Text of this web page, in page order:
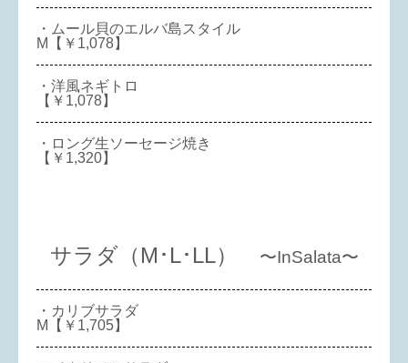
・ムール貝のエルバ島スタイル
M【￥1,078】
・洋風ネギトロ
【￥1,078】
・ロング生ソーセージ焼き
【￥1,320】
サラダ（M･L･LL） 〜InSalata〜
・カリブサラダ
M【￥1,705】